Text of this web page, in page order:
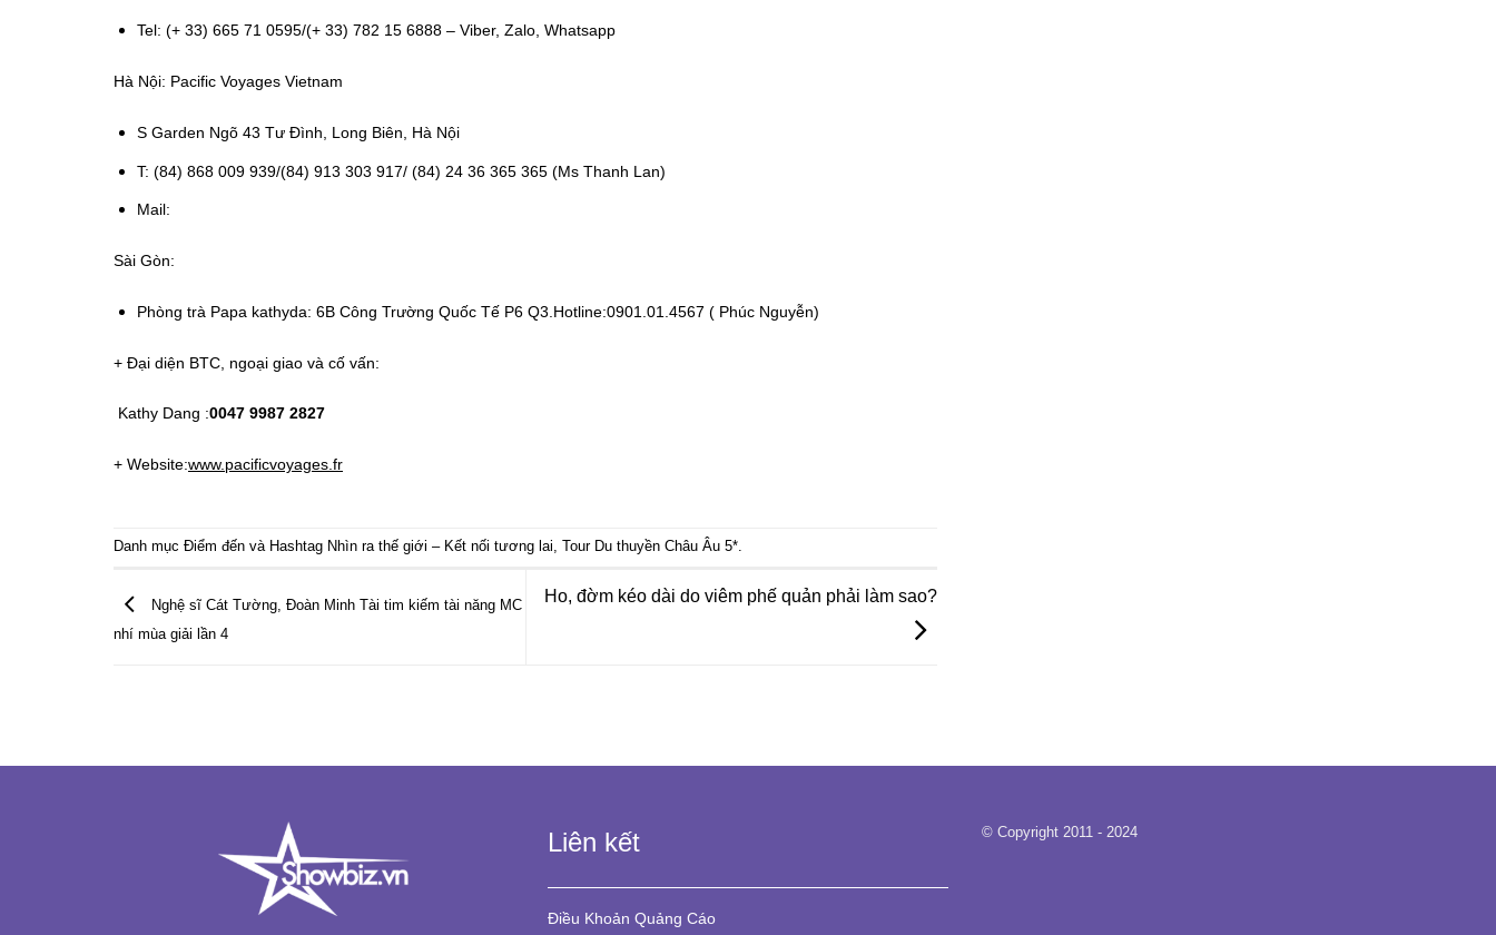
Tel: (+ 33) 665 71 0595/(+ 33) 782 15 6888 – Viber, Zalo, Whatsapp
Hà Nội: Pacific Voyages Vietnam
S Garden Ngõ 43 Tư Đình, Long Biên, Hà Nội
T: (84) 868 009 939/(84) 913 303 917/ (84) 24 36 365 365 (Ms Thanh Lan)
Mail:
Sài Gòn:
Phòng trà Papa kathyda: 6B Công Trường Quốc Tế P6 Q3.Hotline:0901.01.4567 ( Phúc Nguyễn)
+ Đại diện BTC, ngoại giao và cố vấn:
Kathy Dang :0047 9987 2827
+ Website:www.pacificvoyages.fr
Danh mục Điểm đến và Hashtag Nhìn ra thế giới – Kết nối tương lai, Tour Du thuyền Châu Âu 5*.
Nghệ sĩ Cát Tường, Đoàn Minh Tài tim kiếm tài năng MC
nhí mùa giải lần 4
Ho, đờm kéo dài do viêm phế quản phải làm sao?
Liên kết
Điều Khoản Quảng Cáo
© Copyright 2011 - 2024